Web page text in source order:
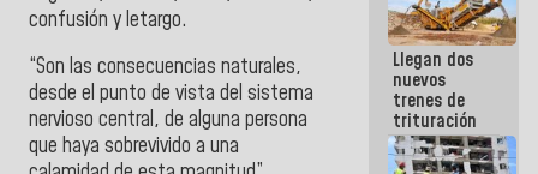
confusión y letargo.
“Son las consecuencias naturales,
desde el punto de vista del sistema
nervioso central, de alguna persona
que haya sobrevivido a una
porque lo
que haces
es
embarrarla
Llegan dos
nuevos
trenes de
trituración
para
optimizar